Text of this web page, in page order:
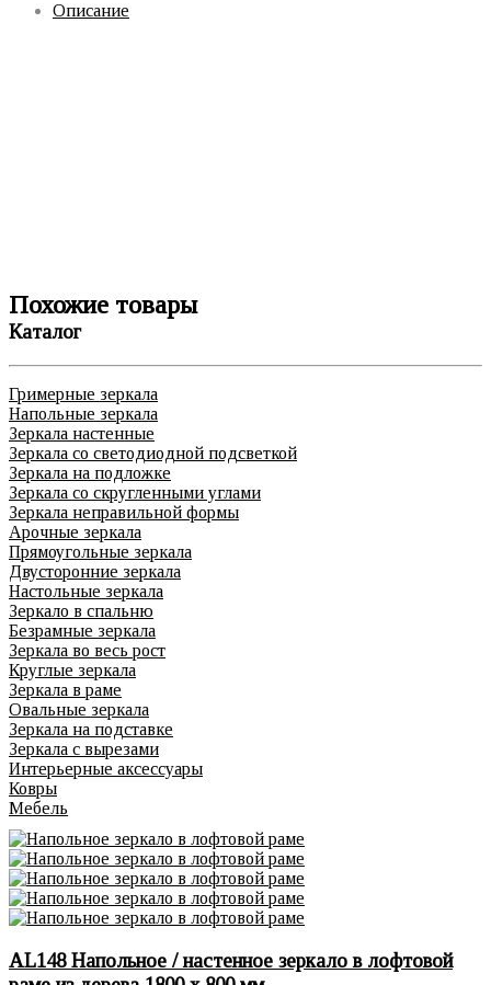
Описание
Похожие товары
Каталог
Гримерные зеркала
Напольные зеркала
Зеркала настенные
Зеркала со светодиодной подсветкой
Зеркала на подложке
Зеркала со скругленными углами
Зеркала неправильной формы
Арочные зеркала
Прямоугольные зеркала
Двусторонние зеркала
Настольные зеркала
Зеркало в спальню
Безрамные зеркала
Зеркала во весь рост
Круглые зеркала
Зеркала в раме
Овальные зеркала
Зеркала на подставке
Зеркала с вырезами
Интерьерные аксессуары
Ковры
Мебель
AL148 Напольное / настенное зеркало в лофтовой